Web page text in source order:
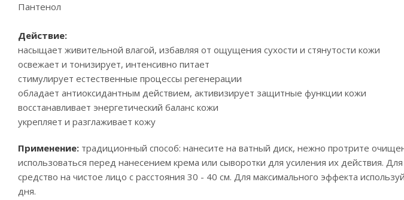
Пантенол
Действие:
насыщает живительной влагой, избавляя от ощущения сухости и стянутости кожи
освежает и тонизирует, интенсивно питает
стимулирует естественные процессы регенерации
обладает антиоксидантным действием, активизирует защитные функции кожи
восстанавливает энергетический баланс кожи
укрепляет и разглаживает кожу
Применение: традиционный способ: нанесите на ватный диск, нежно протрите
использоваться перед нанесением крема или сыворотки для усиления их действия.
средство на чистое лицо с расстояния 30 - 40 см. Для максимального эффекта
дня.